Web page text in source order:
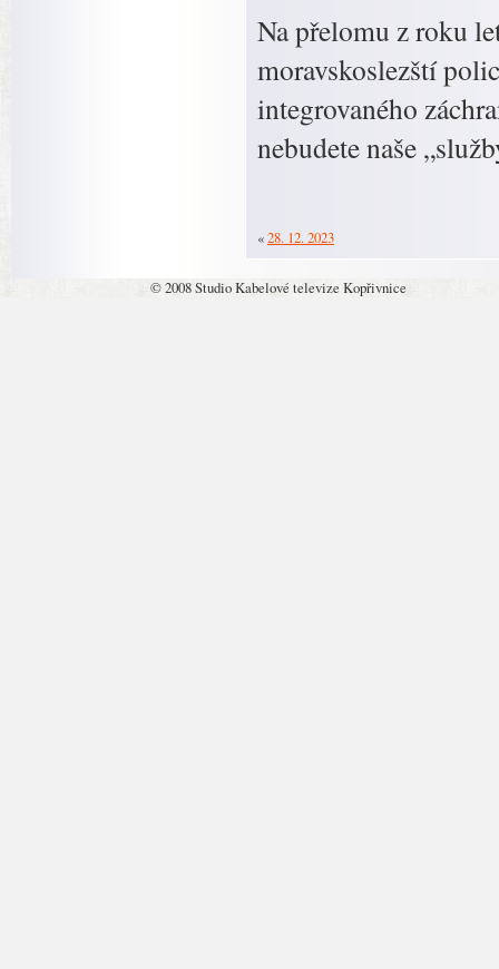
Na přelomu z roku
moravskoslezští
integrovaného
nebudete naše
«28. 12. 2023
© 2008 Studio Kabelové televize Kopřivnice